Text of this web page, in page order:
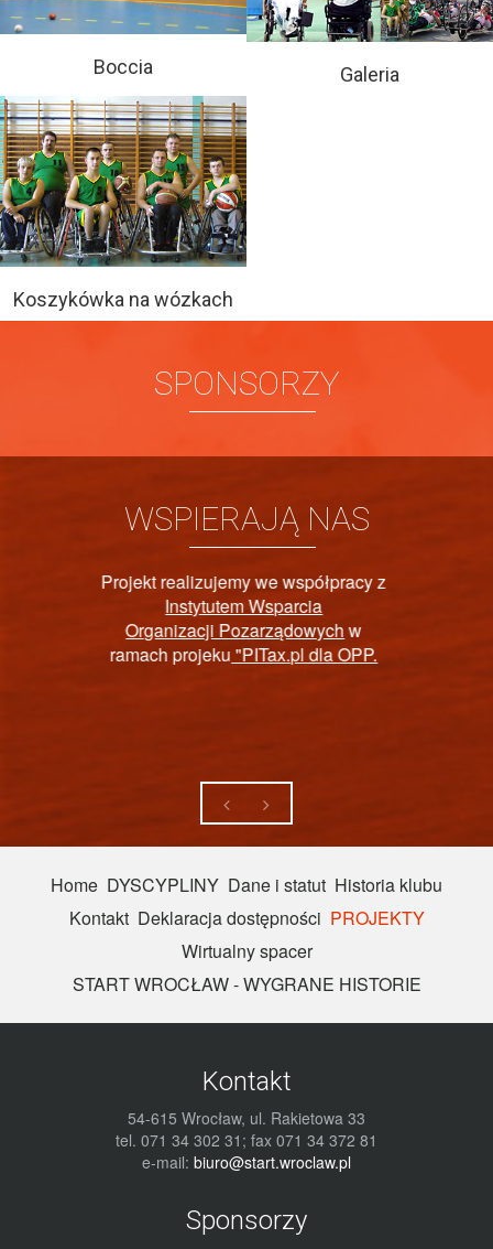
Boccia Galeria
Koszykówka na wózkach
SPONSORZY
WSPIERAJĄ NAS
PAŃSTWOWY
REHABILITACJI
Home DYSCYPLINY Dane i statut Historia klubu
Kontakt Deklaracja dostępności PROJEKTY
Wirtualny spacer
START WROCŁAW - WYGRANE HISTORIE
Kontakt
54-615 Wrocław, ul. Rakietowa 33
tel. 071 34 302 31; fax 071 34 372 81
e-mail: biuro@start.wroclaw.pl
Sponsorzy